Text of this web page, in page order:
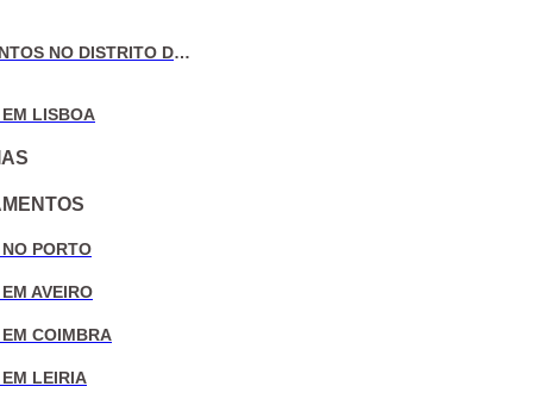
VENDA DE APARTAMENTOS NO DISTRITO DE LEIRIA
LISBOA
PORTO
AVEIRO
COIMBRA
LEIRIA